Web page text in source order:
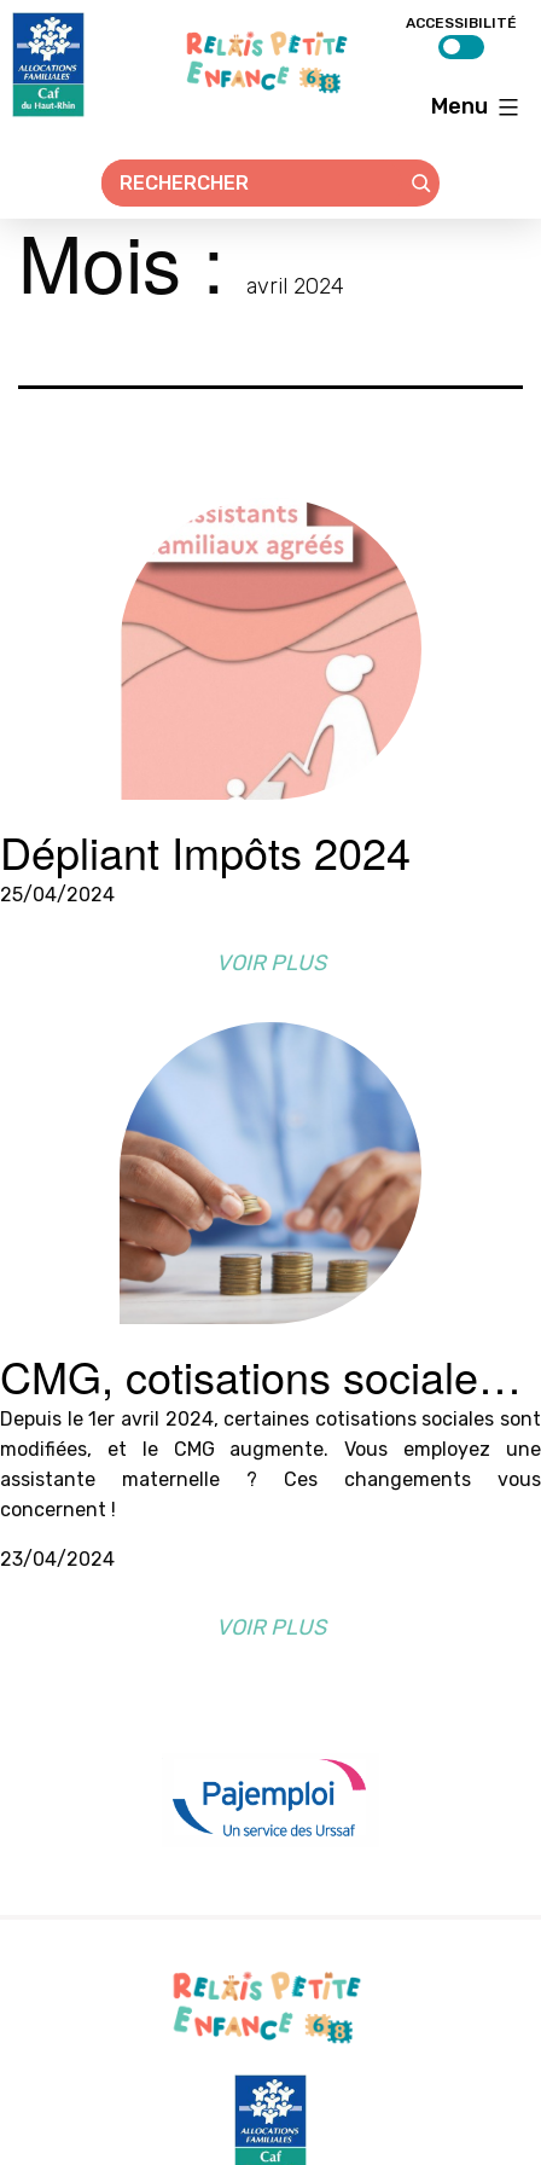
Relais
Menu
ACCESSIBILITÉ
Mois : avril 2024
Dépliant Impôts 2024
25/04/2024
VOIR PLUS
CMG, cotisations sociales :
changements au 1er avril
2024
Depuis le 1er avril 2024, certaines cotisations sociales sont
modifiées, et le CMG augmente. Vous employez une
assistante maternelle ? Ces changements vous
concernent !
23/04/2024
VOIR PLUS